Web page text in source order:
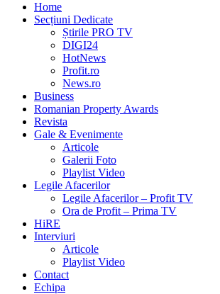
Home
Secțiuni Dedicate
Știrile PRO TV
DIGI24
HotNews
Profit.ro
News.ro
Business
Romanian Property Awards
Revista
Gale & Evenimente
Articole
Galerii Foto
Playlist Video
Legile Afacerilor
Legile Afacerilor – Profit TV
Ora de Profit – Prima TV
HiRE
Interviuri
Articole
Playlist Video
Contact
Echipa